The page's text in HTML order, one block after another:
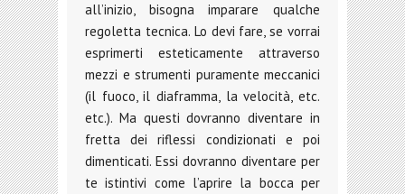
all’inizio, bisogna imparare qualche
regoletta tecnica. Lo devi fare, se vorrai
esprimerti esteticamente attraverso
mezzi e strumenti puramente meccanici
(il fuoco, il diaframma, la velocità, etc.
etc.). Ma questi dovranno diventare in
fretta dei riflessi condizionati e poi
dimenticati. Essi dovranno diventare per
te istintivi come l’aprire la bocca per